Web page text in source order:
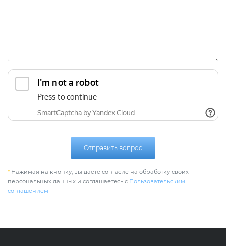
Отправить вопрос
* Нажимая на кнопку, вы даете согласие на обработку своих
персональных данных и соглашаетесь с Пользовательским
соглашением